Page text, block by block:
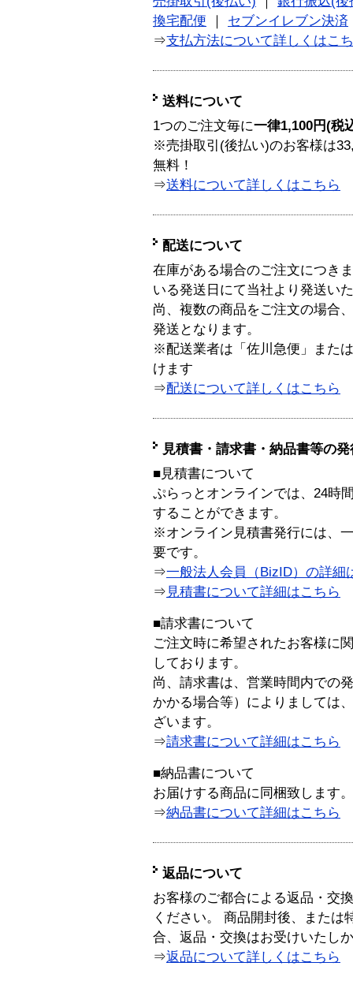
換宅配便
セブンイレブン決済
⇒支払方法について詳しくはこ
送料について
1つのご注文毎に一律1,100円(税
※売掛取引(後払い)のお客様は
無料！
⇒送料について詳しくはこちら
配送について
在庫がある場合のご注文につき
いる発送日にて当社より発送い
尚、複数の商品をご注文の場合
発送となります。
※配送業者は「佐川急便」また
けます
⇒配送について詳しくはこちら
見積書・請求書・納品書等の
■見積書について
ぷらっとオンラインでは、24時
することができます。
※オンライン見積書発行には、
要です。
⇒一般法人会員（BizID）の詳細
⇒ 見積書について詳細はこちら
■請求書について
ご注文時に希望されたお客様に
しております。
尚、請求書は、営業時間内での
かかる場合等）によりましては
ざいます。
⇒請求書について詳細はこちら
■納品書について
お届けする商品に同梱致します。
⇒納品書について詳細はこちら
返品について
お客様のご都合による返品・交
ください。 商品開封後、または
合、返品・交換はお受けいたし
⇒返品について詳しくはこちら